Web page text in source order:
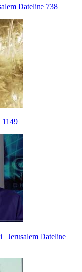
Dateline 738
1149
| Jerusalem Dateline